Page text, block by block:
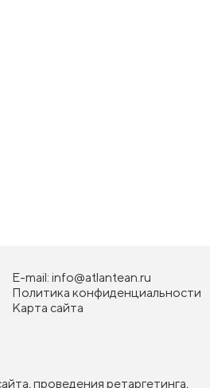
E-mail: info@atlantean.ru
Политика конфиденциальности
Карта сайта
проведения ретаргетинга,